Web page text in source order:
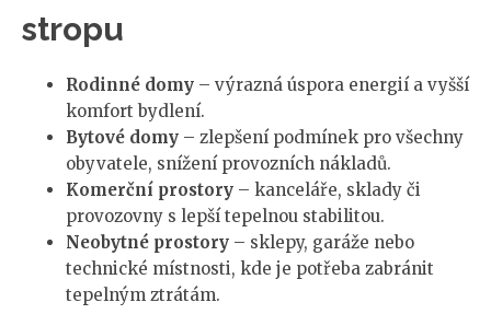
stropu
Rodinné domy – výrazná úspora energií a vyšší
komfort bydlení.
Bytové domy – zlepšení podmínek pro všechny
obyvatele, snížení provozních nákladů.
Komerční prostory – kanceláře, sklady či
provozovny s lepší tepelnou stabilitou.
Neobytné prostory – sklepy, garáže nebo
technické místnosti, kde je potřeba zabránit
tepelným ztrátám.